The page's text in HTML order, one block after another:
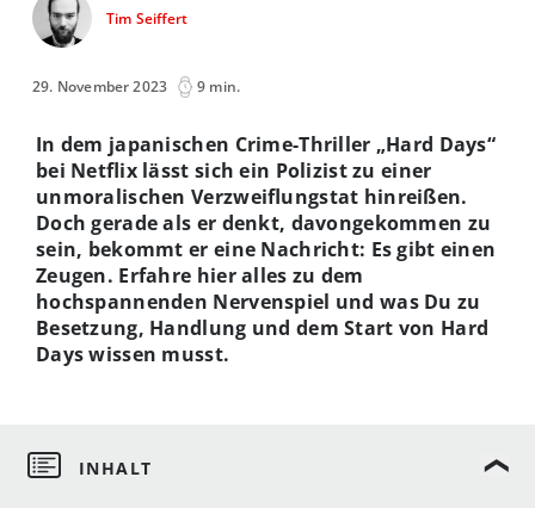
Tim Seiffert
29. November 2023 9 min.
In dem japanischen Crime-Thriller „Hard Days“
bei Netflix lässt sich ein Polizist zu einer
unmoralischen Verzweiflungstat hinreißen.
Doch gerade als er denkt, davongekommen zu
sein, bekommt er eine Nachricht: Es gibt einen
Zeugen. Erfahre hier alles zu dem
hochspannenden Nervenspiel und was Du zu
Besetzung, Handlung und dem Start von Hard
Days wissen musst.